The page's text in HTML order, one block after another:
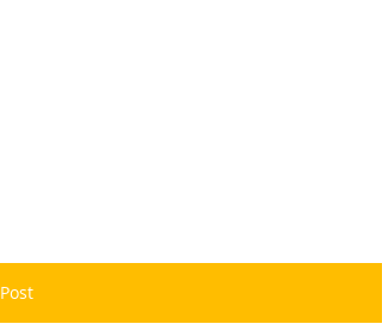
Post